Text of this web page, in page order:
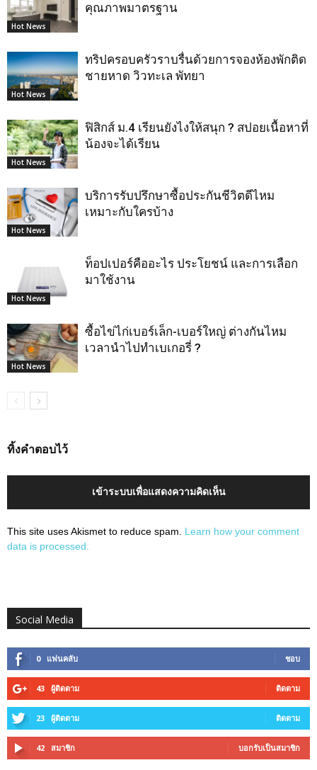
Hot News
คุณภาพมาตรฐาน
Hot News
ทริปครอบครัวราบรื่นด้วยการจองห้องพักติด
ชายหาด วิวทะเล พัทยา
Hot News
ฟิสิกส์ ม.4 เรียนยังไงให้สนุก ? สปอยเนื้อหาที่
น้องจะได้เรียน
Hot News
บริการรับปรึกษาซื้อประกันชีวิตดีไหม
เหมาะกับใครบ้าง
Hot News
ท็อปเปอร์คืออะไร ประโยชน์ และการเลือก
มาใช้งาน
Hot News
ซื้อไข่ไก่เบอร์เล็ก-เบอร์ใหญ่ ต่างกันไหม
เวลานำไปทำเบเกอรี่ ?
ทิ้งคำตอบไว้
เข้าระบบเพื่อแสดงความคิดเห็น
This site uses Akismet to reduce spam. Learn how your comment
data is processed.
Social Media
0 แฟนคลับ ชอบ
43 ผู้ติดตาม ติดตาม
23 ผู้ติดตาม ติดตาม
42 สมาชิก บอกรับเป็นสมาชิก